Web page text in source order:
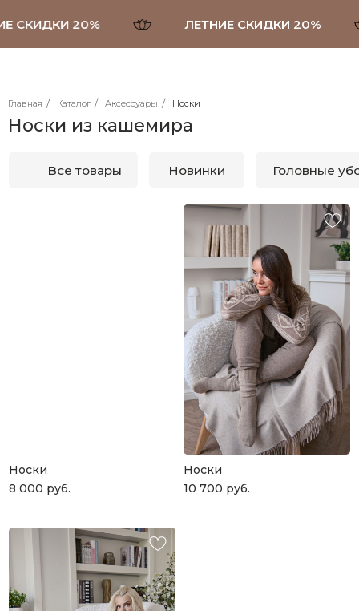
СКИДКИ 20% ЛЕТНИЕ СКИДКИ 20%
Главная / Каталог / Аксессуары / Носки
Носки из кашемира
Новинки
Все товары
Носки
8 000 руб.
Носки
10 700 руб.